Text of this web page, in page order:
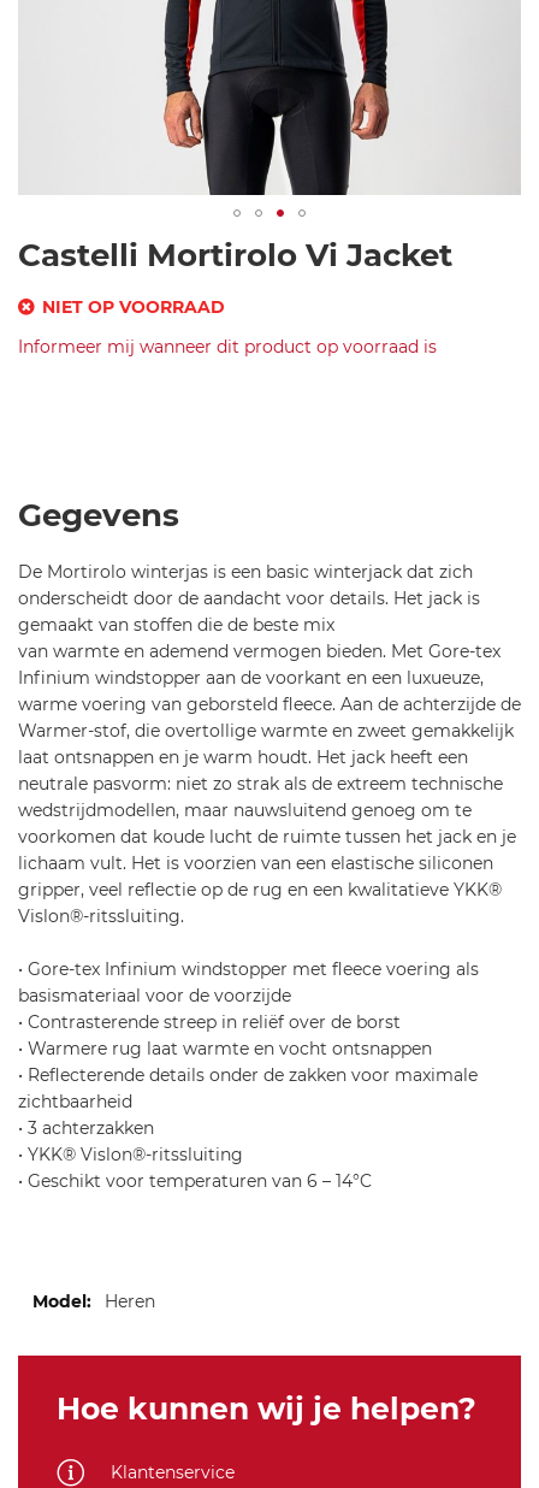
Castelli Mortirolo Vi Jacket
NIET OP VOORRAAD
SKU
ti
ro
lo
-v
i-j
a
c
k
et
-6
4
0
Informeer mij wanneer dit product op voorraad is
Jacket-
Light
L
Ga
naar
het
begin
van
Gegevens
De Mortirolo winterjas is een basic winterjack dat zich
onderscheidt door de aandacht voor details. Het jack is
gemaakt van stoffen die de beste mix
van warmte en ademend vermogen bieden. Met Gore-tex
Infinium windstopper aan de voorkant en een luxueuze,
warme voering van geborsteld fleece. Aan de achterzijde de
Warmer-stof, die overtollige warmte en zweet gemakkelijk
laat ontsnappen en je warm houdt. Het jack heeft een
neutrale pasvorm: niet zo strak als de extreem technische
wedstrijdmodellen, maar nauwsluitend genoeg om te
voorkomen dat koude lucht de ruimte tussen het jack en je
lichaam vult. Het is voorzien van een elastische siliconen
gripper, veel reflectie op de rug en een kwalitatieve YKK®
Vislon®-ritssluiting.
• Gore-tex Infinium windstopper met fleece voering als
basismateriaal voor de voorzijde
• Contrasterende streep in reliëf over de borst
• Warmere rug laat warmte en vocht ontsnappen
• Reflecterende details onder de zakken voor maximale
zichtbaarheid
• 3 achterzakken
• YKK® Vislon®-ritssluiting
• Geschikt voor temperaturen van 6 – 14°C
informatie Heren
Hoe kunnen wij je helpen?
Klantenservice